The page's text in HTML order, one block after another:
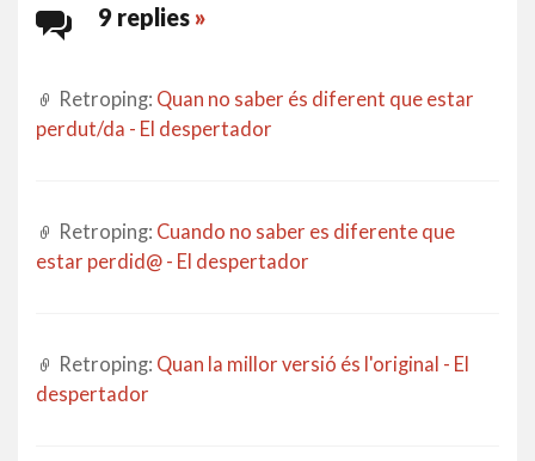
9 replies »
Retroping: Quan no saber és diferent que estar
perdut/da - El despertador
Retroping: Cuando no saber es diferente que
estar perdid@ - El despertador
Retroping: Quan la millor versió és l'original - El
despertador